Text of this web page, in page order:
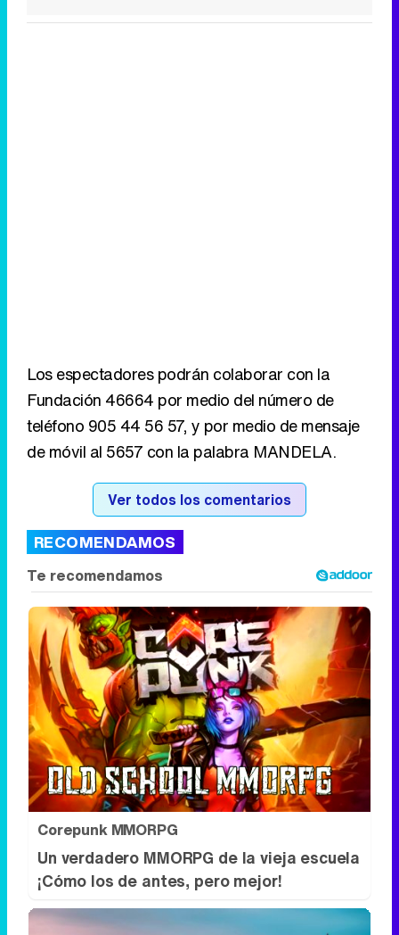
Ver todos los comentarios
RECOMENDAMOS
Corepunk MMORPG
Un verdadero MMORPG de la vieja escuela
¡Cómo los de antes, pero mejor!